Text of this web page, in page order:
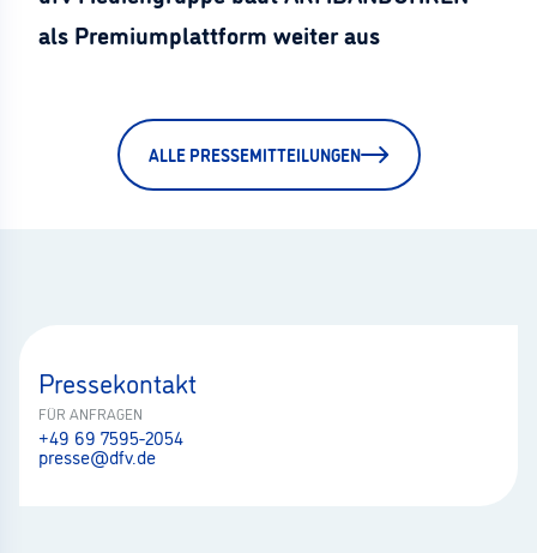
als Premiumplattform weiter aus
ALLE PRESSEMITTEILUNGEN
Pressekontakt
FÜR ANFRAGEN
+49 69 7595-2054
presse@dfv.de